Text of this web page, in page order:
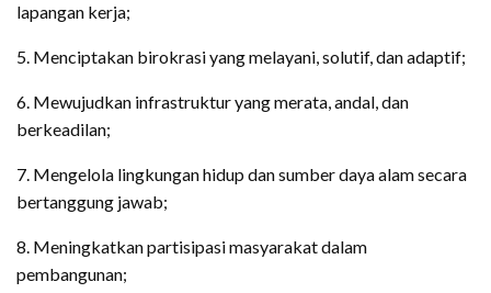
lapangan kerja;
5. Menciptakan birokrasi yang melayani, solutif, dan adaptif;
6. Mewujudkan infrastruktur yang merata, andal, dan
berkeadilan;
7. Mengelola lingkungan hidup dan sumber daya alam secara
bertanggung jawab;
8. Meningkatkan partisipasi masyarakat dalam
pembangunan;